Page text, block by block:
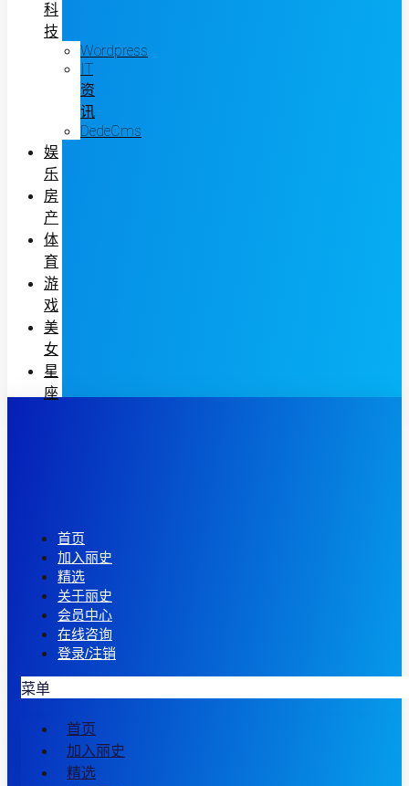
科
技
Wordpress
IT
资
讯
DedeCms
娱
乐
房
产
体
育
游
戏
美
女
星
座
首页
加入丽史
精选
关于丽史
会员中心
在线咨询
登录/注销
菜单
首页
加入丽史
精选